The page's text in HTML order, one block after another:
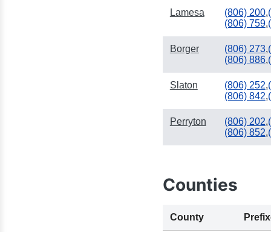
Lamesa (806) 200,
(806) 759,
Borger (806) 273,
(806) 886,
Slaton (806) 252,
(806) 842,
Perryton (806) 202,
(806) 852,
Counties
County